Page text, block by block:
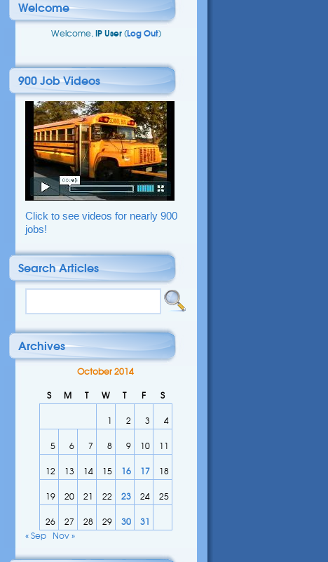
Welcome
Welcome, IP User (Log Out)
900 Job Videos
Click to see videos for nearly 900
jobs!
Search Articles
Archives
October 2014
S M T W T F S
1 2 3 4
5 6 7 8 9 10 11
12 13 14 15 16 17 18
19 20 21 22 23 24 25
26 27 28 29 30
31
« Sep
Nov »